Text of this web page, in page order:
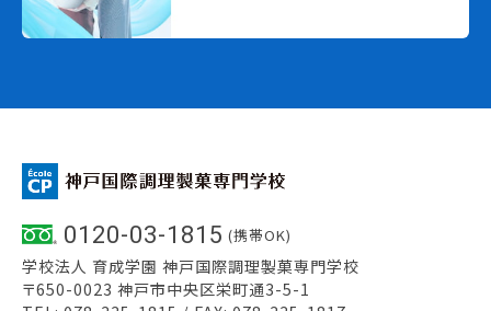
0120-03-1815 (携帯OK)
学校法人 育成学園 神戸国際調理製菓専門学校
〒650-0023 神戸市中央区栄町通3-5-1